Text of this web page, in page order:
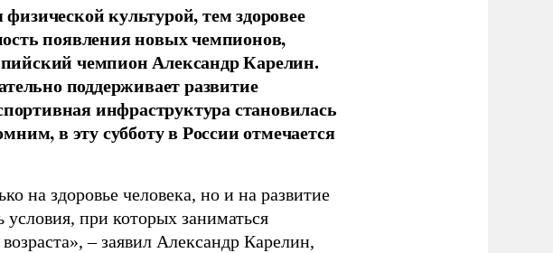
культурой, тем здоровее
появления новых чемпионов,
чемпион Александр Карелин.
поддерживает развитие
инфраструктура становилась
в эту субботу в России отмечается
на здоровье человека, но и на развитие
при которых заниматься
– заявил Александр Карелин,